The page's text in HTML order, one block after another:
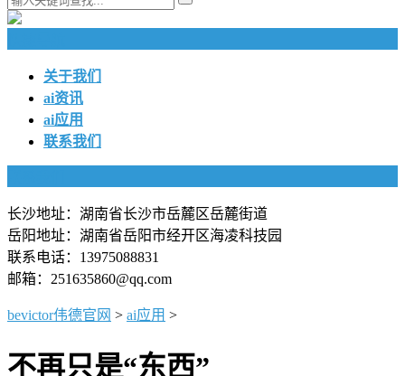
关于我们
ai资讯
ai应用
联系我们
长沙地址：湖南省长沙市岳麓区岳麓街道
岳阳地址：湖南省岳阳市经开区海凌科技园
联系电话：13975088831
邮箱：251635860@qq.com
bevictor伟德官网 > ai应用 >
不再只是“东西”